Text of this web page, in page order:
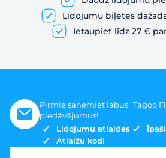
Lidojumu biļetes
Ietaupiet līdz 27 €
Pirmie saņemiet labus "Tagoo
piedāvājumus!
Lidojumu atlaides
Atlaižu kodi